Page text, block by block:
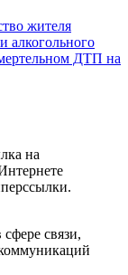
жителя
алкогольного
ДТП на
на
связи,